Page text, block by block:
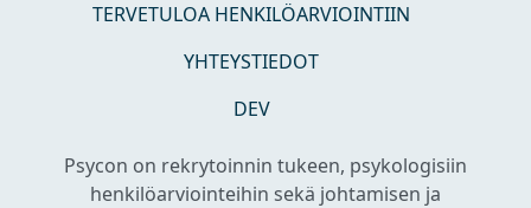
TERVETULOA HENKILÖARVIOINTIIN
YHTEYSTIEDOT
DEV
Psycon on rekrytoinnin tukeen, psykologisiin
henkilöarviointeihin sekä johtamisen ja